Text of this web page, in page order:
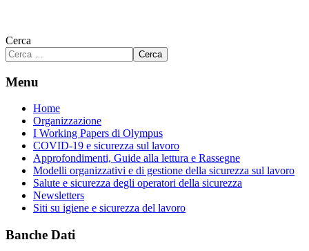
Cerca
Cerca
Menu
Home
Organizzazione
I Working Papers di Olympus
COVID-19 e sicurezza sul lavoro
Approfondimenti, Guide alla lettura e Rassegne
Modelli organizzativi e di gestione della sicurezza sul lavoro
Salute e sicurezza degli operatori della sicurezza
Newsletters
Siti su igiene e sicurezza del lavoro
Banche Dati